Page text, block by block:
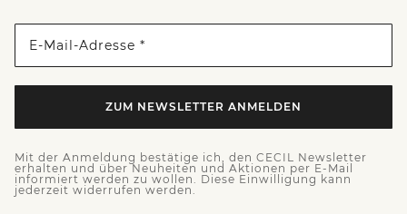
E-Mail-Adresse *
ZUM NEWSLETTER ANMELDEN
Mit der Anmeldung bestätige ich, den CECIL Newsletter
erhalten und über Neuheiten und Aktionen per E-Mail
informiert werden zu wollen. Diese Einwilligung kann
jederzeit widerrufen werden.